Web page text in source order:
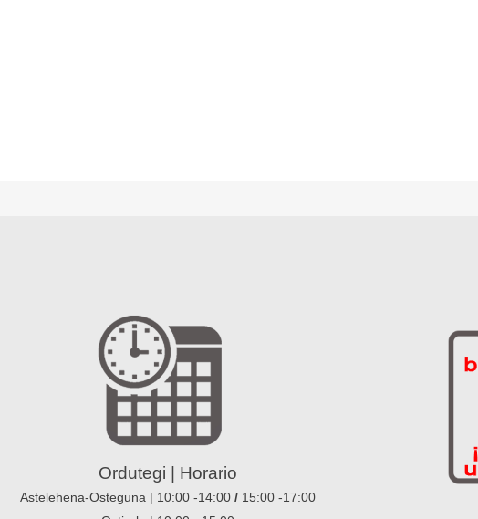
Ordutegi | Horario
Astelehena-Osteguna | 10:00 -14:00/ 15:00 -17:00